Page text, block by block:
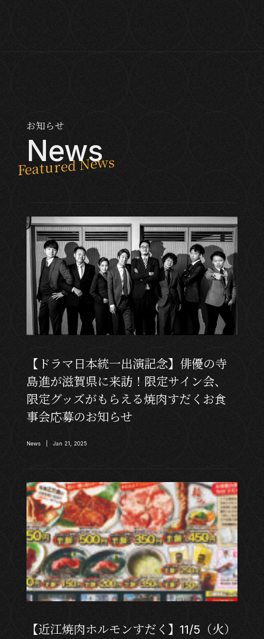
お知らせ
News
【ドラマ日本統一出演記念】俳優の寺
島進が滋賀県に来訪！限定サイン会、
限定グッズがもらえる焼肉すだくお食
事会応募のお知らせ
News | Jan 21, 2025
【近江焼肉ホルモンすだく】11/5（火）